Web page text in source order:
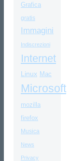
Grafica
gratis
Immagini
Indiscrezioni
Internet
Linux Mac
Microsoft
mozilla
firefox
Musica
News
Privacy